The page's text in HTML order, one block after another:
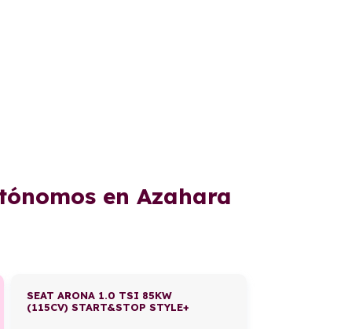
en Azahara
SEAT ARONA 1.0 TSI 85KW
(115CV) START&STOP STYLE+